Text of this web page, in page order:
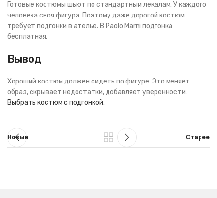
Готовые костюмы шьют по стандартным лекалам. У каждого
человека своя фигура. Поэтому даже дорогой костюм
требует подгонки в ателье. В Paolo Marni подгонка
бесплатная.
Вывод
Хороший костюм должен сидеть по фигуре. Это меняет
образ, скрывает недостатки, добавляет уверенности.
Выбрать костюм с подгонкой.
Новые Старее